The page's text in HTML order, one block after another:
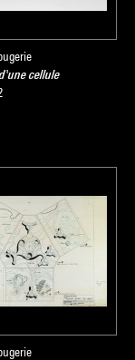
cellule